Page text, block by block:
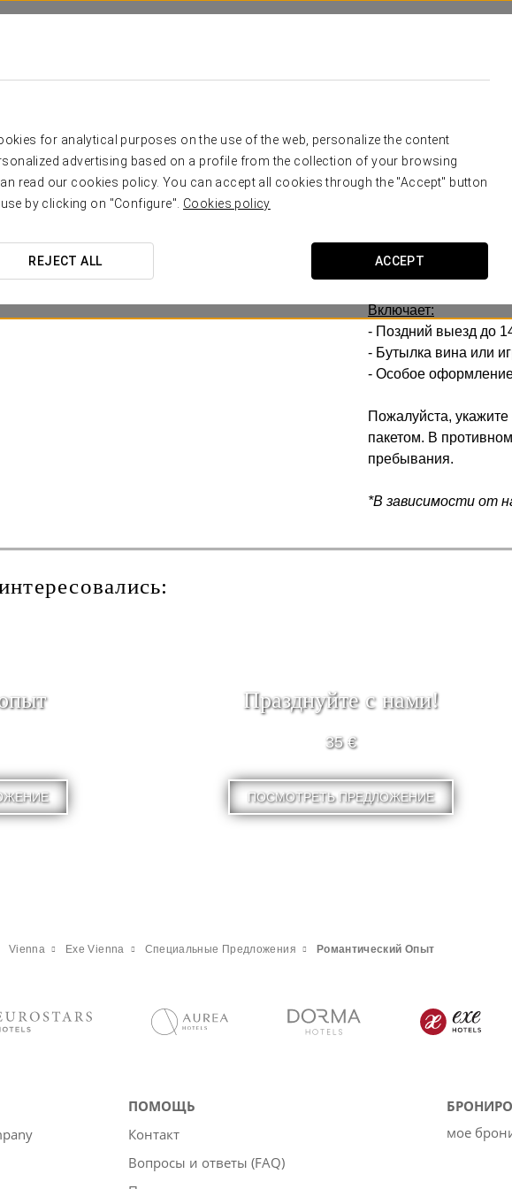
for analytical purposes on the use of the web, personalize the content
advertising based on a profile from the collection of your browsing
read our cookies policy. You can accept all cookies through the "Accept" button
by clicking on "Configure". Cookies policy
REJECT ALL ACCEPT
Детали, чтобы
В отеле Exe Vienna
разделить его со
Включает:
- Поздний выезд до
- Бутылка вина или
- Особое оформление
Пожалуйста,
пакетом. В
пребывания.
*В зависимости от
Празднуйте с нами!
35 €
ПОСМОТРЕТЬ ПРЕДЛОЖЕНИЕ
Vienna Exe Vienna Специальные Предложения Pомантический Опыт
ПОМОЩЬ
Контакт
Вопросы и ответы (FAQ)
мое